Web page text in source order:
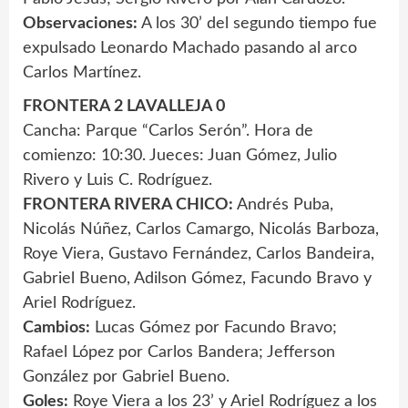
Observaciones: A los 30’ del segundo tiempo fue
expulsado Leonardo Machado pasando al arco
Carlos Martínez.
FRONTERA 2 LAVALLEJA 0
Cancha: Parque “Carlos Serón”. Hora de
comienzo: 10:30. Jueces: Juan Gómez, Julio
Rivero y Luis C. Rodríguez.
FRONTERA RIVERA CHICO: Andrés Puba,
Nicolás Núñez, Carlos Camargo, Nicolás Barboza,
Roye Viera, Gustavo Fernández, Carlos Bandeira,
Gabriel Bueno, Adilson Gómez, Facundo Bravo y
Ariel Rodríguez.
Cambios: Lucas Gómez por Facundo Bravo;
Rafael López por Carlos Bandera; Jefferson
González por Gabriel Bueno.
Goles: Roye Viera a los 23’ y Ariel Rodríguez a los